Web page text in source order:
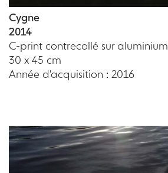
Cygne
2014
C-print contrecollé sur aluminium
30 x 45 cm
Année d'acquisition : 2016